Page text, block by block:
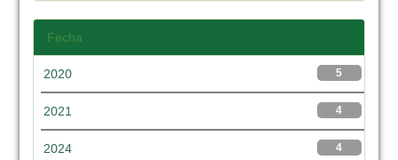
Fecha
5
2020
4
2021
4
2024